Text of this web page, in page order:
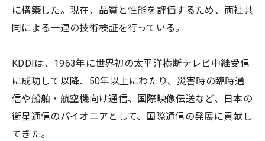
に構築した。現在、品質と性能を評価するため、両社共
同による一連の技術検証を行っている。
KDDIは、1963年に世界初の太平洋横断テレビ中継受信
に成功して以降、50年以上にわたり、災害時の臨時通
信や船舶・航空機向け通信、国際映像伝送など、日本の
衛星通信のパイオニアとして、国際通信の発展に貢献し
てきた。